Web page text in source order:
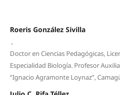
Roeris González Sivilla
,
Doctor en Ciencias Pedagógicas,
Especialidad Biología. Profesor
“Ignacio Agramonte Loynaz”,